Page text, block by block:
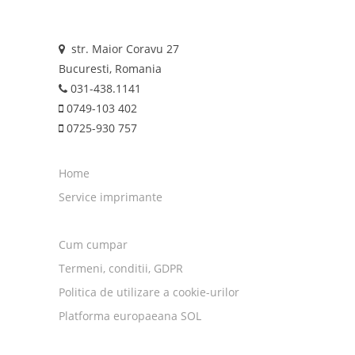
str. Maior Coravu 27
Bucuresti, Romania
031-438.1141
0749-103 402
0725-930 757
Home
Service imprimante
Cum cumpar
Termeni, conditii, GDPR
Politica de utilizare a cookie-urilor
Platforma europaeana SOL